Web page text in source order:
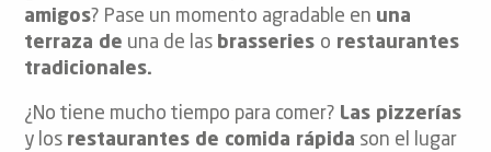
amigos? Pase un momento agradable en una
terraza de una de las brasseries o restaurantes
tradicionales.
¿No tiene mucho tiempo para comer? Las pizzerías
y los restaurantes de comida rápida son el lugar